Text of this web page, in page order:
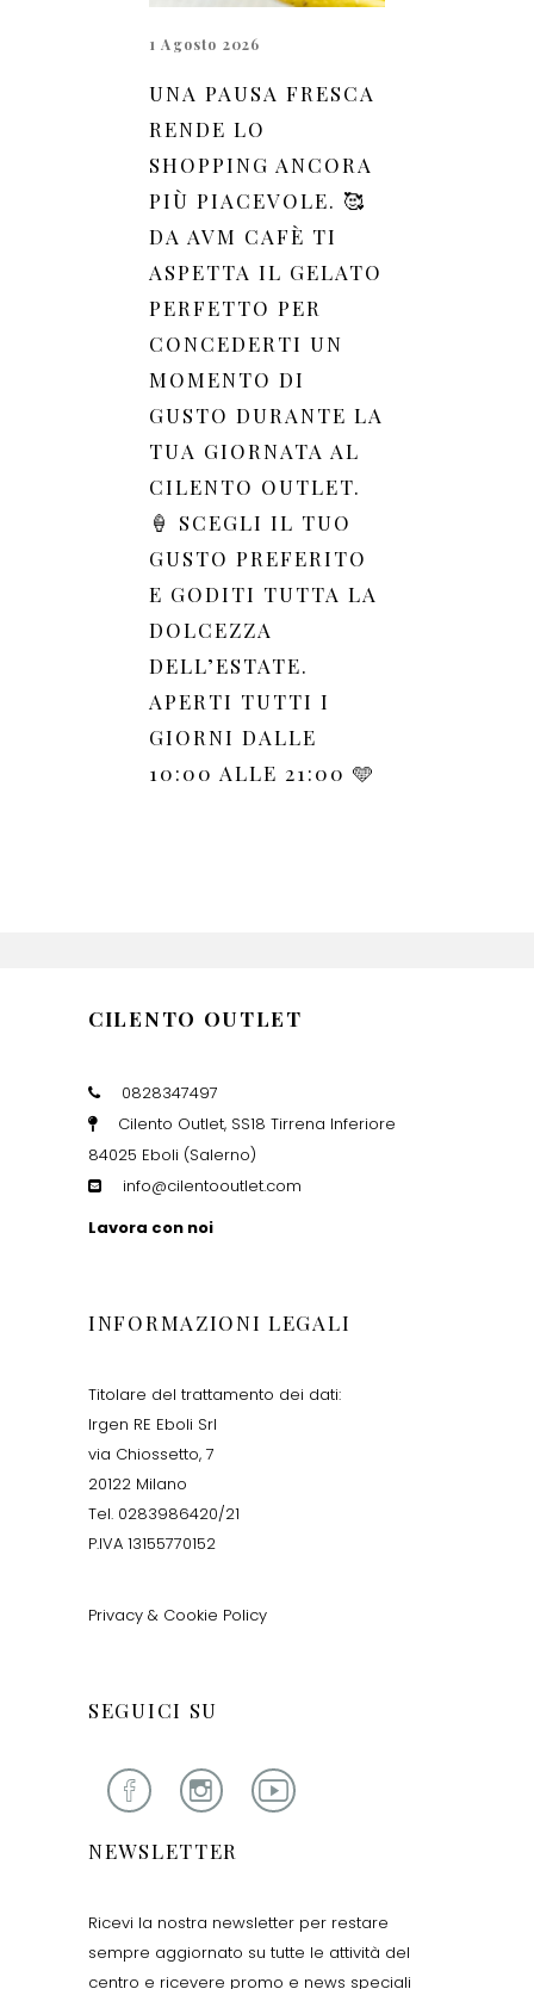
1 Agosto 2026
UNA PAUSA FRESCA
RENDE LO
SHOPPING ANCORA
PIÙ PIACEVOLE. 🥰
DA AVM CAFÈ TI
ASPETTA IL GELATO
PERFETTO PER
CONCEDERTI UN
MOMENTO DI
GUSTO DURANTE LA
TUA GIORNATA AL
CILENTO OUTLET.
🍦 SCEGLI IL TUO
GUSTO PREFERITO
E GODITI TUTTA LA
DOLCEZZA
DELL’ESTATE.
APERTI TUTTI I
GIORNI DALLE
10:00 ALLE 21:00 🩵
CILENTO OUTLET
0828347497
Cilento Outlet, SS18 Tirrena Inferiore
84025 Eboli (Salerno)
info@cilentooutlet.com
Lavora con noi
INFORMAZIONI LEGALI
Titolare del trattamento dei dati:
Irgen RE Eboli Srl
via Chiossetto, 7
20122 Milano
Tel. 0283986420/21
P.IVA 13155770152
Privacy & Cookie Policy
SEGUICI SU
NEWSLETTER
Ricevi la nostra newsletter per restare
sempre aggiornato su tutte le attività del
centro e ricevere promo e news speciali